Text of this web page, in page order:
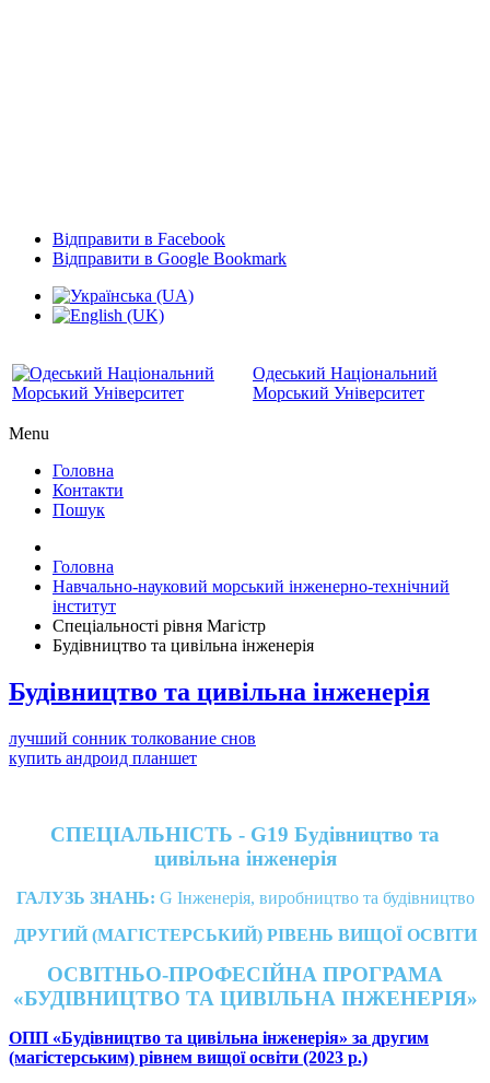
Відправити в Facebook
Відправити в Google Bookmark
Одеський Національний
Морський Університет
Menu
Головна
Контакти
Пошук
Головна
Навчально-науковий морський інженерно-технічний
інститут
Спеціальності рівня Магістр
Будівництво та цивільна інженерія
Будівництво та цивільна інженерія
лучший сонник толкование снов
купить андроид планшет
СПЕЦІАЛЬНІСТЬ - G19 Будівництво та
цивільна інженерія
ГАЛУЗЬ ЗНАНЬ: G Інженерія, виробництво та будівництво
ДРУГИЙ (МАГІСТЕРСЬКИЙ) РІВЕНЬ ВИЩОЇ ОСВІТИ
ОСВІТНЬО-ПРОФЕСІЙНА ПРОГРАМА
«БУДІВНИЦТВО ТА ЦИВІЛЬНА ІНЖЕНЕРІЯ»
ОПП «Будівництво та цивільна інженерія» за другим
(магістерським) рівнем вищої освіти (2023 р.)